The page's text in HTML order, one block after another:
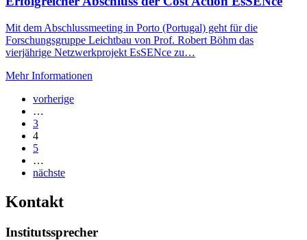
Mit dem Abschlussmeeting in Porto (Portugal) geht für die
Forschungsgruppe Leichtbau von Prof. Robert Böhm das
vierjährige Netzwerkprojekt EsSENce zu…
Mehr Informationen
vorherige
…
3
4
5
…
nächste
Kontakt
Institutssprecher